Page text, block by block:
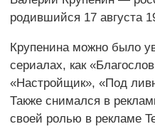
родившийся 17 августа
Крупенина можно было
сериалах, как
«Настройщик», «Под
Также снимался в
своей ролью в рекламе